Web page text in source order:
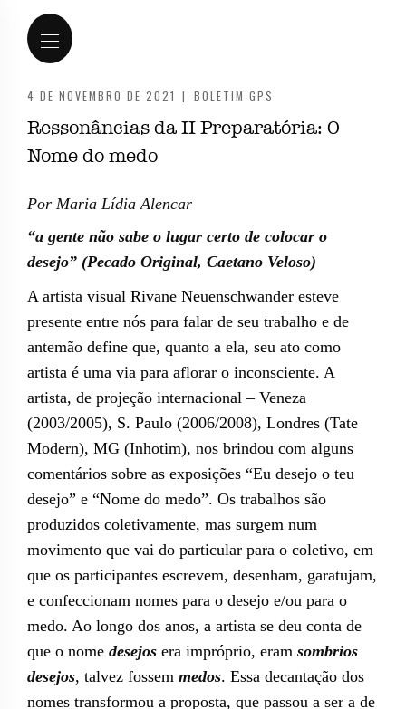
4 DE NOVEMBRO DE 2021 | BOLETIM GPS
Ressonâncias da II Preparatória: O
Nome do medo
Por Maria Lídia Alencar
“a gente não sabe o lugar certo de colocar o
desejo” (Pecado Original, Caetano Veloso)
A artista visual Rivane Neuenschwander esteve
presente entre nós para falar de seu trabalho e de
antemão define que, quanto a ela, seu ato como
artista é uma via para aflorar o inconsciente. A
artista, de projeção internacional – Veneza
(2003/2005), S. Paulo (2006/2008), Londres (Tate
Modern), MG (Inhotim), nos brindou com alguns
comentários sobre as exposições “Eu desejo o teu
desejo” e “Nome do medo”. Os trabalhos são
produzidos coletivamente, mas surgem num
movimento que vai do particular para o coletivo, em
que os participantes escrevem, desenham, garatujam,
e confeccionam nomes para o desejo e/ou para o
medo. Ao longo dos anos, a artista se deu conta de
que o nome desejos era impróprio, eram sombrios
desejos, talvez fossem medos. Essa decantação dos
nomes transformou a proposta, que passou a ser a de